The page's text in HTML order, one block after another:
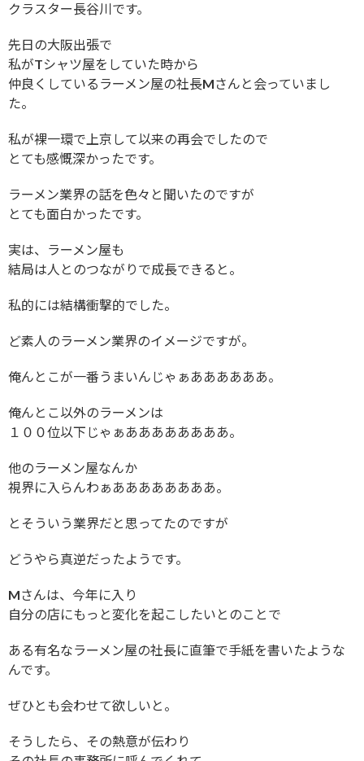
クラスター長谷川です。
先日の大阪出張で
私がTシャツ屋をしていた時から
仲良くしているラーメン屋の社長Mさんと会っていまし
た。
私が裸一環で上京して以来の再会でしたので
とても感慨深かったです。
ラーメン業界の話を色々と聞いたのですが
とても面白かったです。
実は、ラーメン屋も
結局は人とのつながりで成長できると。
私的には結構衝撃的でした。
ど素人のラーメン業界のイメージですが。
俺んとこが一番うまいんじゃぁああああああ。
俺んとこ以外のラーメンは
１００位以下じゃぁああああああああ。
他のラーメン屋なんか
視界に入らんわぁああああああああ。
とそういう業界だと思ってたのですが
どうやら真逆だったようです。
Mさんは、今年に入り
自分の店にもっと変化を起こしたいとのことで
ある有名なラーメン屋の社長に直筆で手紙を書いたような
んです。
ぜひとも会わせて欲しいと。
そうしたら、その熱意が伝わり